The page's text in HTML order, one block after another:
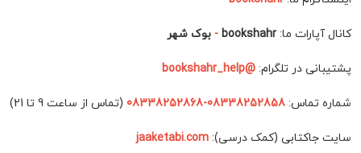
کانال آپارات ما: bookshahr
- بوک شهر
پشتیبانی در تلگرام: @bookshahr_help
شماره تماس: 08338252858-08338252868 (تماس از ساعت 9 تا 21)
سایت جاکتابی (کمک درسی): jaaketabi.com